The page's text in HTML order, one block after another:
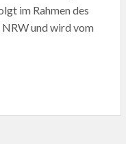
im Rahmen des
und wird vom